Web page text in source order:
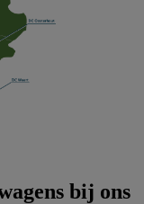
bij ons